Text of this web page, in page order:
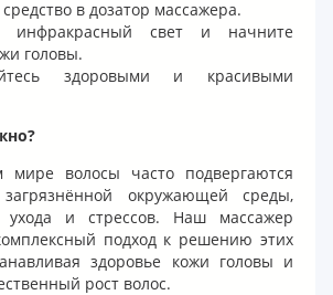
средство в дозатор массажера.
инфракрасный свет и начните
головы.
здоровыми и красивыми
мире волосы часто подвергаются
окружающей среды,
ухода и стрессов. Наш массажер
подход к решению этих
здоровье кожи головы и
рост волос.